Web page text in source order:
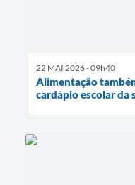
22 MAI 2026 - 09h40
Alimentação
cardápio escolar da